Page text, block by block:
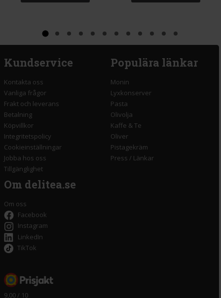
Kundservice
Kontakta oss
Vanliga frågor
Frakt och leverans
Betalning
Köpvillkor
Integritetspolicy
Cookieinställningar
Jobba hos oss
Tillgänglighet
Populära länkar
Monin
Lyxkonserver
Pasta
Olivolja
Kaffe & Te
Oliver
Pistagekräm
Press / Länkar
Om delitea.se
Om oss
Facebook
Instagram
LinkedIn
TikTok
9,00 / 10